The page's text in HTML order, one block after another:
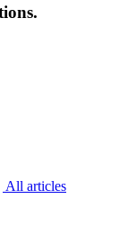
All articles